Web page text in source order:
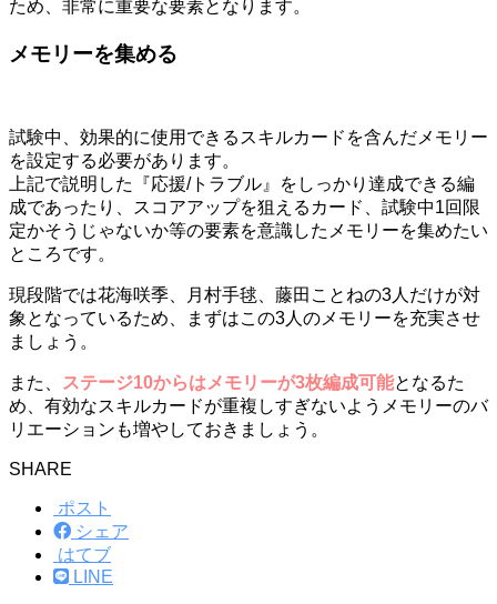
ため、非常に重要な要素となります。
メモリーを集める
試験中、効果的に使用できるスキルカードを含んだメモリー
を設定する必要があります。
上記で説明した『応援/トラブル』をしっかり達成できる編
成であったり、スコアアップを狙えるカード、試験中1回限
定かそうじゃないか等の要素を意識したメモリーを集めたい
ところです。
現段階では花海咲季、月村手毬、藤田ことねの3人だけが対
象となっているため、まずはこの3人のメモリーを充実させ
ましょう。
また、 ステージ10からはメモリーが3枚編成可能となるた
め、有効なスキルカードが重複しすぎないようメモリーのバ
リエーションも増やしておきましょう。
SHARE
ポスト
シェア
はてブ
LINE